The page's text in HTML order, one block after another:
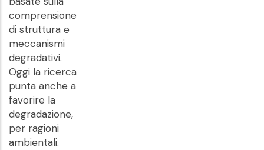
comprensione
di struttura e
meccanismi
degradativi.
Oggi la ricerca
punta anche a
favorire la
degradazione,
per ragioni
ambientali.